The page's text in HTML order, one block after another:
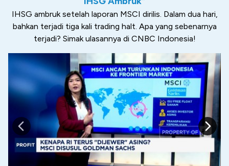
IHSG ambruk setelah laporan MSCI dirilis. Dalam dua hari,
bahkan terjadi tiga kali trading halt. Apa yang sebenarnya
terjadi? Simak ulasannya di CNBC Indonesia!